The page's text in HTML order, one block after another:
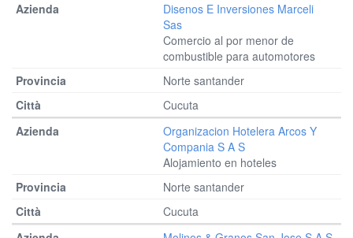
Disenos E Inversiones Marceli
Sas
Comercio al por menor de
combustible para automotores
Norte santander
Cucuta
Organizacion Hotelera Arcos Y
Compania S A S
Alojamiento en hoteles
Norte santander
Cucuta